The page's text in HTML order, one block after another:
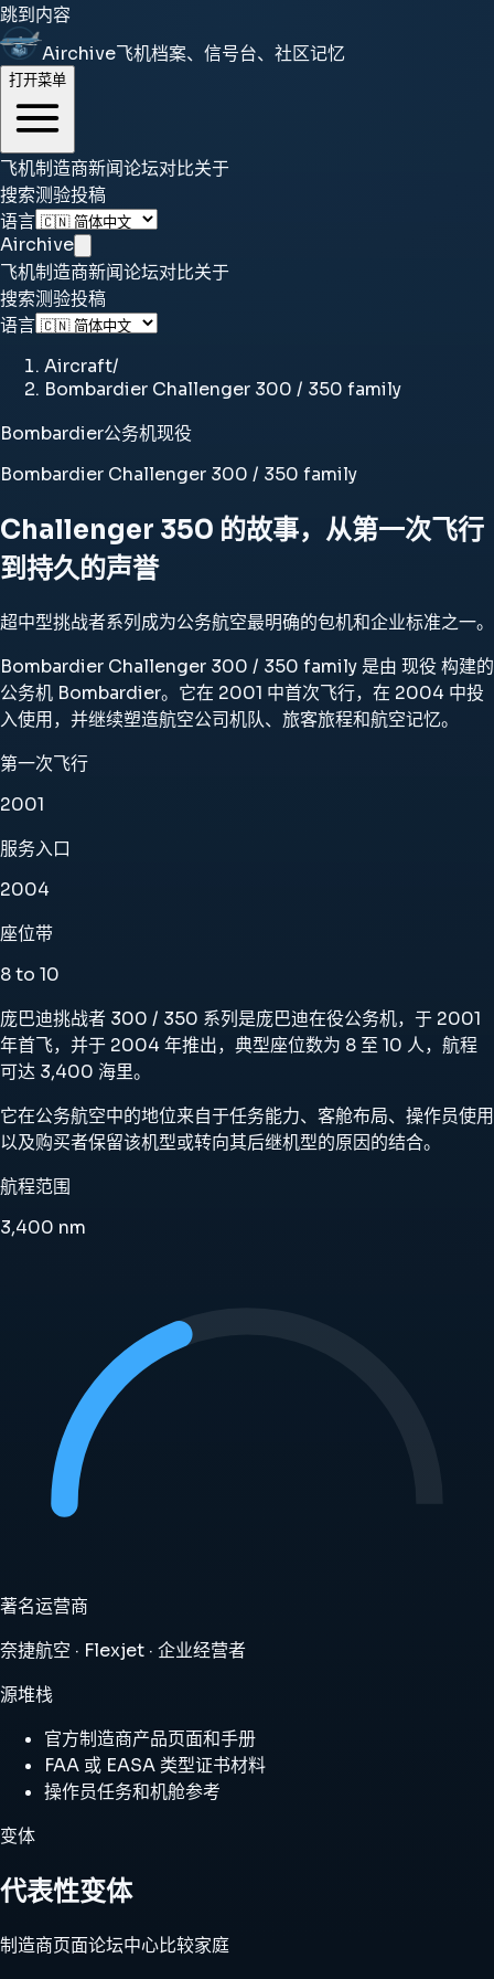
跳到内容
Airchive飞机档案、信号台、社区记忆
打开菜单
飞机制造商新闻论坛对比关于
搜索测验投稿
语言
Airchive
飞机制造商新闻论坛对比关于
搜索测验投稿
语言
Aircraft/
Bombardier Challenger 300 / 350 family
Bombardier公务机现役
Bombardier Challenger 300 / 350 family
Challenger 350 的故事，从第一次飞行
到持久的声誉
超中型挑战者系列成为公务航空最明确的包机和企业标准之一。
Bombardier Challenger 300 / 350 family 是由 现役 构建的
公务机 Bombardier。它在 2001 中首次飞行，在 2004 中投
入使用，并继续塑造航空公司机队、旅客旅程和航空记忆。
第一次飞行
2001
服务入口
2004
座位带
8 to 10
庞巴迪挑战者 300 / 350 系列是庞巴迪在役公务机，于 2001
年首飞，并于 2004 年推出，典型座位数为 8 至 10 人，航程
可达 3,400 海里。
它在公务航空中的地位来自于任务能力、客舱布局、操作员使用
以及购买者保留该机型或转向其后继机型的原因的结合。
航程范围
3,400 nm
著名运营商
奈捷航空 · Flexjet · 企业经营者
源堆栈
官方制造商产品页面和手册
FAA 或 EASA 类型证书材料
操作员任务和机舱参考
变体
代表性变体
制造商页面论坛中心比较家庭